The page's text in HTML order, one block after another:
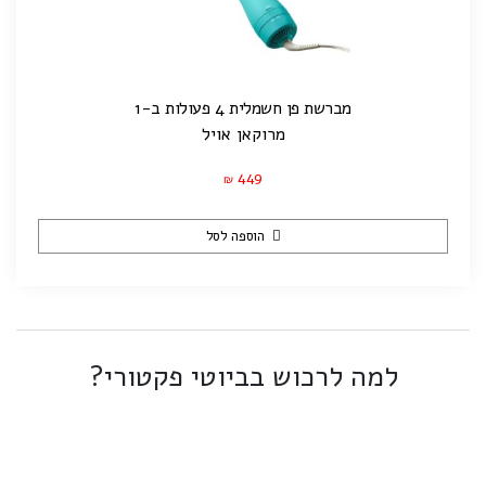
מברשת פן חשמלית 4 פעולות ב-1
מרוקאן אויל
₪ 449
הוספה לסל
למה לרכוש בביוטי פקטורי?